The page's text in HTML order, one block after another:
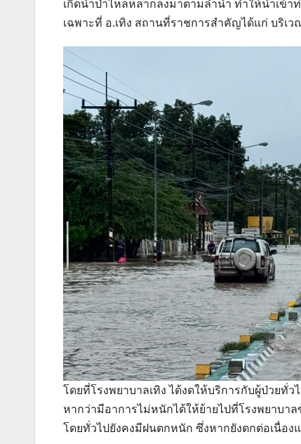
เกิดน้ำป่าไหลหลากลงมาตามลำน้ำ ทำให้น้ำเข้
เฉพาะที่ อ.เทิง สถานที่ราชการสำคัญได้แก่ บริเ
โดยที่โรงพยาบาลเทิง ได้งดให้บริการกับผู้ป่วยทั่
หากว่ามีอาการไม่หนักได้ให้ย้ายไปที่โรงพยาบา
โดยทั่วไปยังคงมีฝนตกหนัก ซึ่งหากยังตกต่อเนื่อ